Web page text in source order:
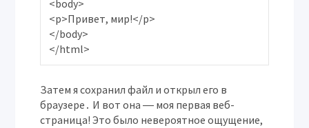
<body>
<p>Привет, мир!</p>
</body>
Затем я сохранил файл и открыл его в
браузере․ И вот она ― моя первая веб-
страница! Это было невероятное ощущение,